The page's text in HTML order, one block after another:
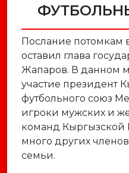
Послание потомкам
оставил глава
Жапаров. В данном
участие президент
футбольного союз
игроки мужских и
команд Кыргызской
много других
семьи.